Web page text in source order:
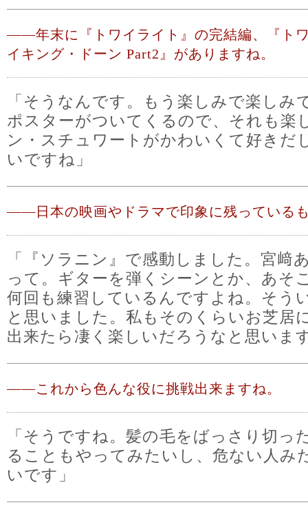
――年末に『トワイライト』の完結編、『ト
イキング・ドーン Part2』がありますね。
「そうなんです。もう楽しみで楽しみ
ポスターがついてくるので、それも楽
ン・スチュワートがかわいくて好きだ
いですね」
――日本の映画やドラマで印象に残っている
「『ソラニン』で感動しました。宮﨑
って。ギターを弾くシーンとか、あそ
何回も練習しているんですよね。そう
と思いました。私もそのくらいお芝居
出来たら凄く楽しいだろうなと思いま
――これから色んな役に挑戦出来ますね。
「そうですね。髪の毛をばっさり切っ
ることもやってみたいし、危ない人み
いです」